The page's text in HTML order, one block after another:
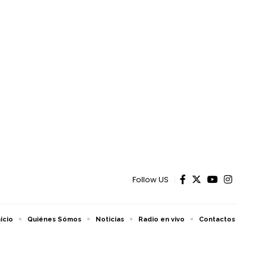
Follow US
Quiénes Sómos Noticias Radio en vivo Contactos